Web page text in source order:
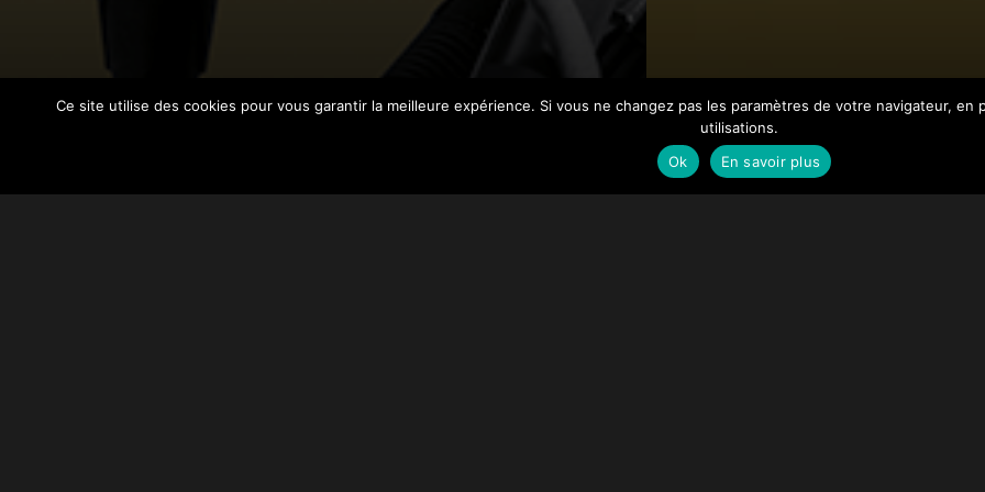
GAIN DE BUDGET RP
attaque la
Ce site utilise des cookies pour vous garantir la meilleure expérience. Si vous ne changez pas les paramètres de votre navigateur,
utilisations.
Ok
En savoir plus